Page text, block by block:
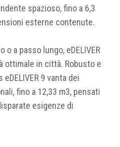
spazioso, fino a 6,3
esterne contenute.
a passo lungo, eDELIVER
ottimale in città. Robusto e
9 vanta dei
fino a 12,33 m3, pensati
esigenze di